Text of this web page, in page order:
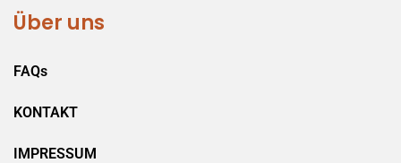
Über uns
FAQs
KONTAKT
IMPRESSUM